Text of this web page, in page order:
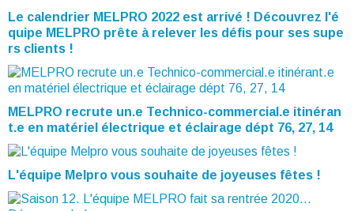
Le calendrier MELPRO 2022 est arrivé ! Découvrez l'é
quipe MELPRO prête à relever les défis pour ses supe
rs clients !
MELPRO recrute un.e Technico-commercial.e itinéran
t.e en matériel électrique et éclairage dépt 76, 27, 14
L'équipe Melpro vous souhaite de joyeuses fêtes !